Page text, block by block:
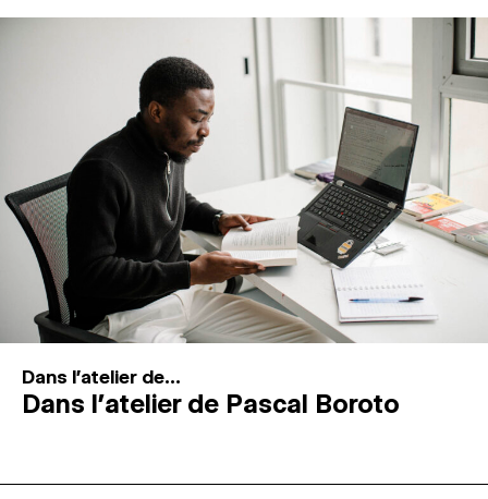
Dans l'atelier de...
Dans l’atelier de Pascal Boroto